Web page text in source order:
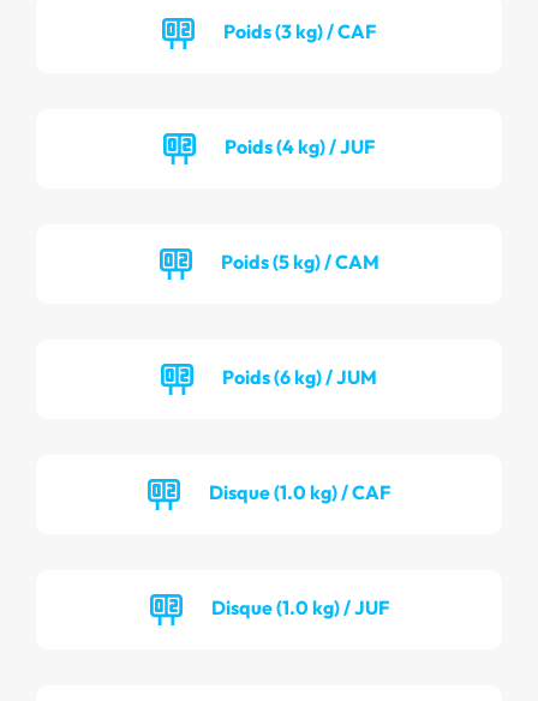
Poids (3 kg) / CAF
Poids (4 kg) / JUF
Poids (5 kg) / CAM
Poids (6 kg) / JUM
Disque (1.0 kg) / CAF
Disque (1.0 kg) / JUF